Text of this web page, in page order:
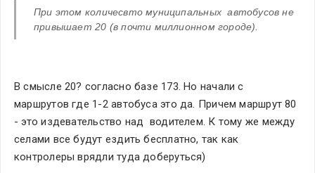
При этом количесвто муниципальных  автобусов не
привышает 20 (в почти миллионном городе).
В смысле 20? согласно базе 173. Но начали с
маршрутов где 1-2 автобуса это да. Причем маршрут 80
- это издевательство над  водителем. К тому же между
селами все будут ездить бесплатно, так как
контролеры врядли туда доберуться)